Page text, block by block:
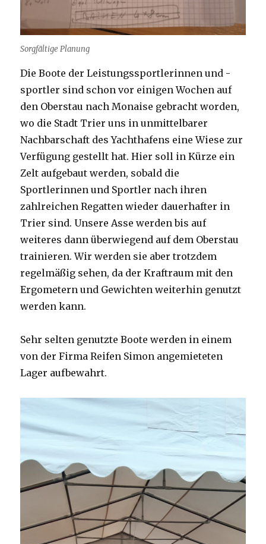
Sorgfältige Planung
Die Boote der Leistungssportlerinnen und -
sportler sind schon vor einigen Wochen auf
den Oberstau nach Monaise gebracht worden,
wo die Stadt Trier uns in unmittelbarer
Nachbarschaft des Yachthafens eine Wiese zur
Verfügung gestellt hat. Hier soll in Kürze ein
Zelt aufgebaut werden, sobald die
Sportlerinnen und Sportler nach ihren
zahlreichen Regatten wieder dauerhafter in
Trier sind. Unsere Asse werden bis auf
weiteres dann überwiegend auf dem Oberstau
trainieren. Wir werden sie aber trotzdem
regelmäßig sehen, da der Kraftraum mit den
Ergometern und Gewichten weiterhin genutzt
werden kann.
Sehr selten genutzte Boote werden in einem
von der Firma Reifen Simon angemieteten
Lager aufbewahrt.